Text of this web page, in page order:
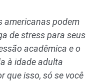
americanas podem
de stress para seus
acadêmica e o
à idade adulta
que isso, só se você